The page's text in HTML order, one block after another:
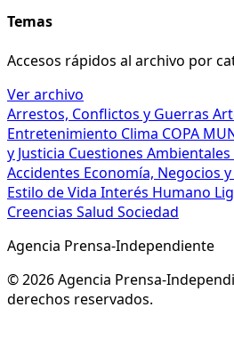
Temas
Accesos rápidos al archivo por
Ver archivo
Arrestos, Conflictos y Guerras
Entretenimiento Clima COPA
y Justicia Cuestiones Ambientales
Accidentes Economía, Negocios
Estilo de Vida Interés Humano
Creencias Salud Sociedad
Agencia Prensa-Independiente
© 2026 Agencia Prensa-
derechos reservados.